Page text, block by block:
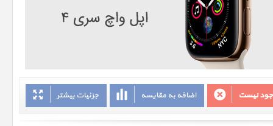
جزئیات بیشتر اضافه به مقایسه نیست